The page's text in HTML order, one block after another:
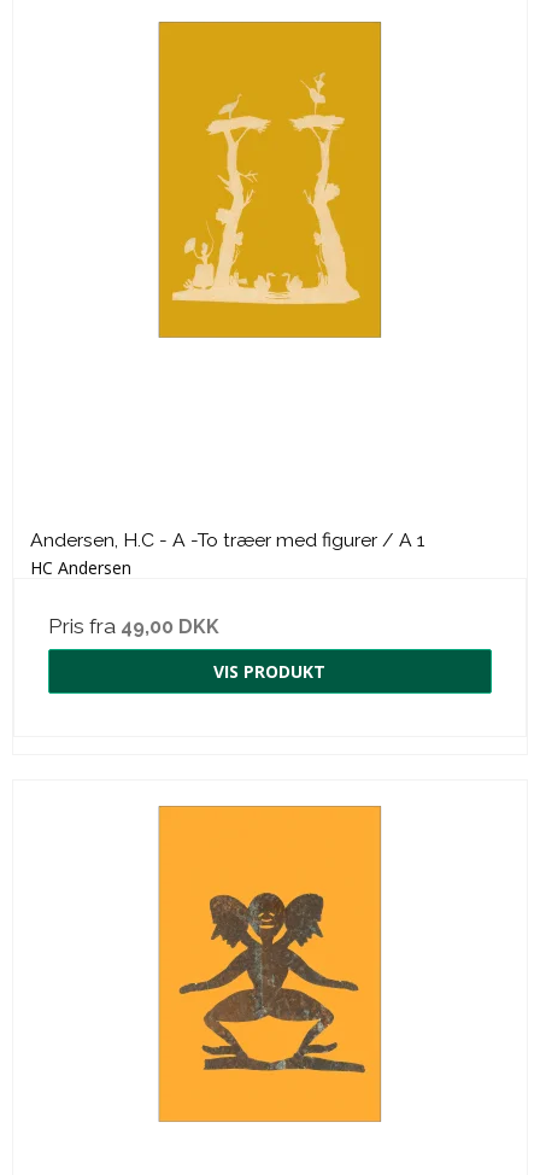
Andersen, H.C - A -To træer med figurer / A 1
HC Andersen
Pris fra 49,00 DKK
VIS PRODUKT